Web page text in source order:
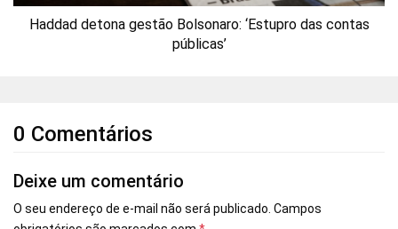
Haddad detona gestão Bolsonaro: ‘Estupro das contas
públicas’
0 Comentários
Deixe um comentário
O seu endereço de e-mail não será publicado. Campos